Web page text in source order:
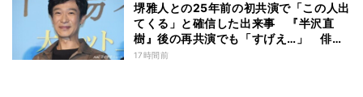
堺雅人との25年前の初共演で「この人出
てくる」と確信した出来事 『半沢直
樹』後の再共演でも「すげえ…」 俳優
としての“初体験”を阿部寛が告白
17時間前